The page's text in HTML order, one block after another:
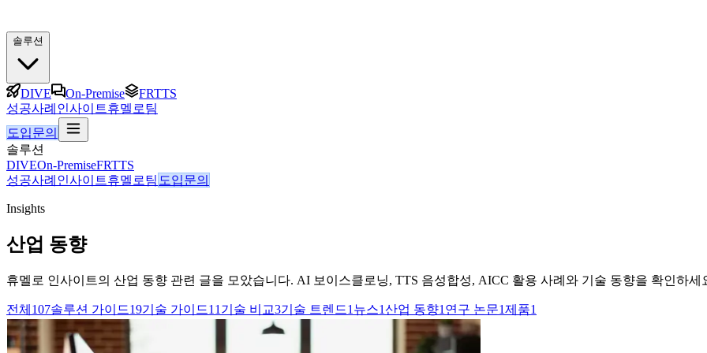
솔루션
DIVE On-Premise
FRTTS
성공사례 인사이트휴멜로팀
도입문의
솔루션
DIVEOn-PremiseFRTTS
성공사례 인사이트휴멜로팀 도입문의
Insights
산업 동향
휴멜로 인사이트의 산업 동향 관련 글을 모았습니다. AI 보이스클로닝, TTS 음성합성, AICC 활용 사례와 기술 동향을 확인하세
전체 107솔루션 가이드19기술 가이드11 기술 비교3기술 트렌드1 뉴스1산업 동향1 연구 논문1제품1